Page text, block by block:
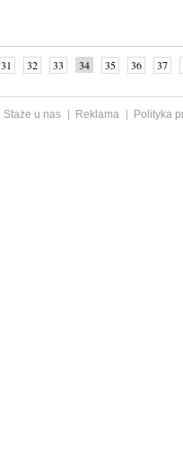
31 32 33 34 35 36 37
Staże u nas Reklama
Polityka